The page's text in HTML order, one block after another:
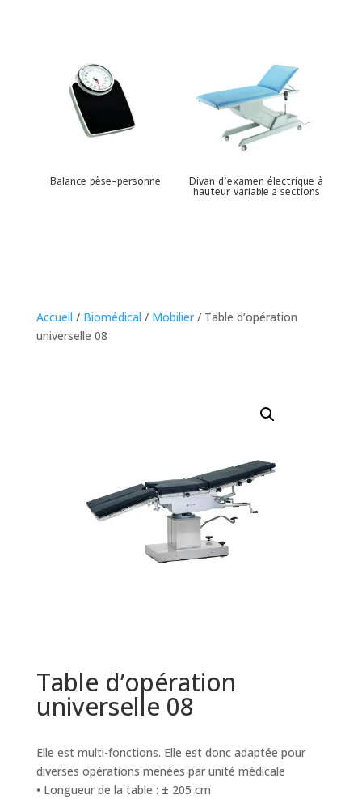
Balance pèse-personne Divan d’examen électrique à
hauteur variable 2 sections
Accueil / Biomédical / Mobilier/ Table d’opération
universelle 08
Table d’opération
universelle 08
Elle est multi-fonctions. Elle est donc adaptée pour
diverses opérations menées par unité médicale
• Longueur de la table : ± 205 cm